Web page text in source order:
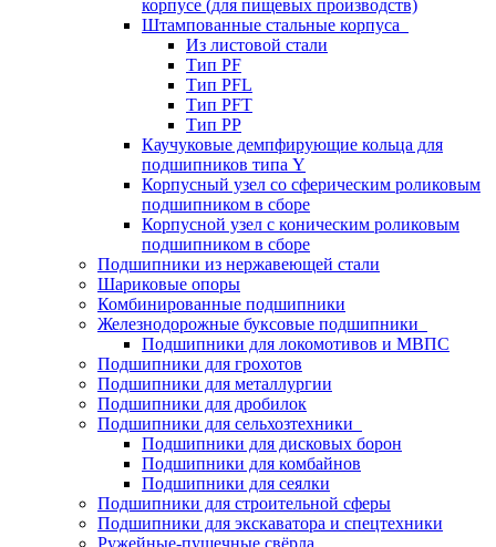
корпусе (для пищевых производств)
Штампованные стальные корпуса
Из листовой стали
Тип PF
Тип PFL
Тип PFT
Тип PP
Каучуковые демпфирующие кольца для
подшипников типа Y
Корпусный узел со сферическим роликовым
подшипником в сборе
Корпусной узел с коническим роликовым
подшипником в сборе
Подшипники из нержавеющей стали
Шариковые опоры
Комбинированные подшипники
Железнодорожные буксовые подшипники
Подшипники для локомотивов и МВПС
Подшипники для грохотов
Подшипники для металлургии
Подшипники для дробилок
Подшипники для сельхозтехники
Подшипники для дисковых борон
Подшипники для комбайнов
Подшипники для сеялки
Подшипники для строительной сферы
Подшипники для экскаватора и спецтехники
Ружейные-пушечные свёрла